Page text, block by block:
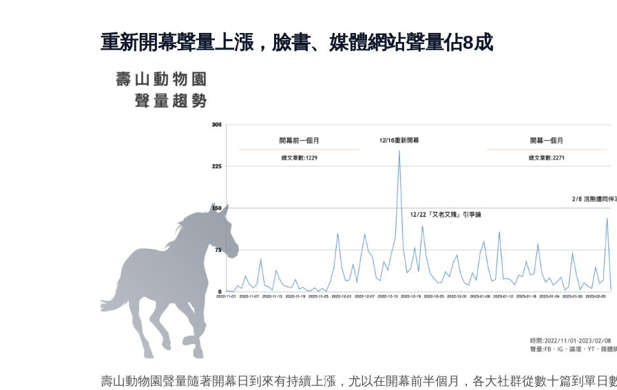
重新開幕聲量上漲，臉書、媒體網站聲量佔8成
壽山動物園聲量隨著開幕日到來有持續上漲，尤以在開幕前半個月，各大社群從數十篇到單日